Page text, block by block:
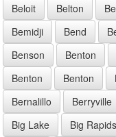
Beloit
Belton
Bemidji
Bend
Benson
Benton
Benton
Benton
Bernalillo
Berryville
Big Lake
Big Rapids